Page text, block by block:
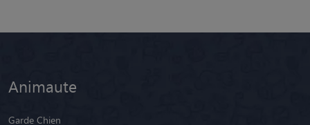
Animaute
Garde Chien